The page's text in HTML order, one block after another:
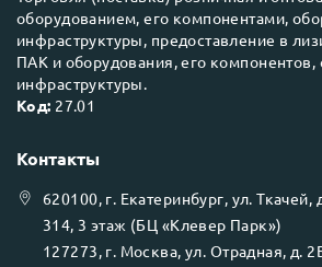
оборудованием, его компонентами,
инфраструктуры, предоставление в
ПАК и оборудования, его
инфраструктуры.
Код: 27.01
Контакты
620100, г. Екатеринбург, ул.Ткачей,
314, 3 этаж (БЦ «Клевер Парк»)
127273, г. Москва, ул. Отрадная, д.